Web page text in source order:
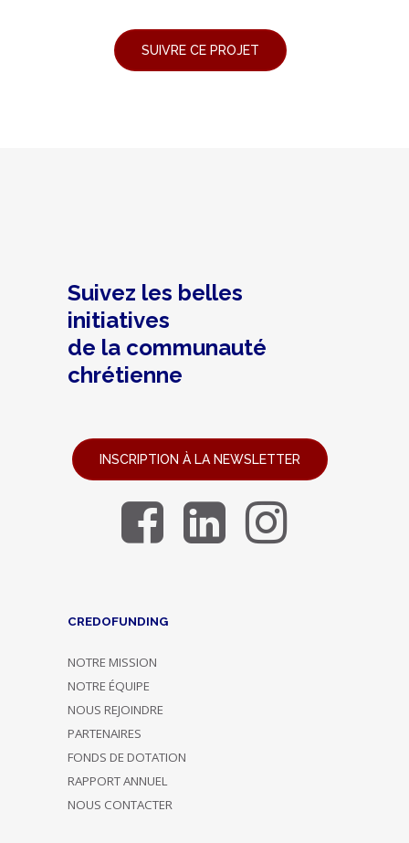
Suivez les belles
initiatives
de la communauté
chrétienne
INSCRIPTION À LA NEWSLETTER
CREDOFUNDING
NOTRE MISSION
NOTRE ÉQUIPE
NOUS REJOINDRE
PARTENAIRES
FONDS DE DOTATION
RAPPORT ANNUEL
NOUS CONTACTER